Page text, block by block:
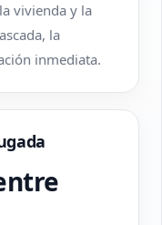
vivienda y la
la
inmediata.